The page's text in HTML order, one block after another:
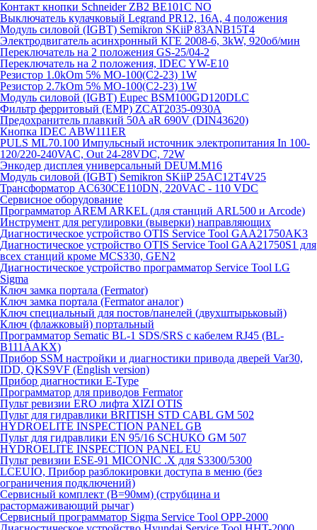
Контакт кнопки Schneider ZB2 BE101C NO
Выключатель кулачковый Legrand PR12, 16A, 4 положения
Модуль силовой (IGBT) Semikron SKiiP 83ANB15T4
Электродвигатель асинхронный КГЕ 2008-6, 3kW, 920об/мин
Переключатель на 2 положения GS-25/04-2
Переключатель на 2 положения, IDEC YW-E10
Резистор 1.0kOm 5% МО-100(С2-23) 1W
Резистор 2.7kOm 5% МО-100(С2-23) 1W
Модуль силовой (IGBT) Eupec BSM100GD120DLC
Фильтр ферритовый (EMP) ZCAT2035-0930A
Предохранитель плавкий 50A aR 690V (DIN43620)
Кнопка IDEC ABW111ER
PULS ML70.100 Импульсный источник электропитания In 100-
120/220-240VAC, Out 24-28VDC, 72W
Энкодер дисплея универсальный DEUM.M16
Модуль силовой (IGBT) Semikron SKiiP 25AC12T4V25
Трансформатор AC630CE110DN, 220VAC - 110 VDC
Сервисное оборудование
Программатор AREM ARKEL (для станций ARL500 и Arcode)
Инструмент для регулировки (выверки) направляющих
Диагностическое устройство OTIS Service Tool GAA21750AK3
Диагностическое устройство OTIS Service Tool GAA21750S1 для
всех станций кроме MCS330, GEN2
Диагностическое устройство программатор Service Tool LG
Sigma
Ключ замка портала (Fermator)
Ключ замка портала (Fermator аналог)
Ключ специальный для постов/панелей (двухштырьковый)
Ключ (флажковый) портальный
Программатор Sematic BL-1 SDS/SRS с кабелем RJ45 (BL-
B111AAKX)
Прибор SSM настройки и диагностики привода дверей Var30,
IDD, QKS9VF (English version)
Прибор диагностики E-Type
Программатор для приводов Fermator
Пульт ревизии ERO лифта XIZI OTIS
Пульт для гидравлики BRITISH STD CABL GM 502
HYDROELITE INSPECTION PANEL GB
Пульт для гидравлики EN 95/16 SCHUKO GM 507
HYDROELITE INSPECTION PANEL EU
Пульт ревизии ESE-91 MICONIC .X для S3300/5300
LCEUIO, Прибор разблокировки доступа в меню (без
ограничения подключений)
Сервисный комплект (В=90мм) (струбцина и
растормаживающий рычаг)
Сервисный программатор Sigma Service Tool OPP-2000